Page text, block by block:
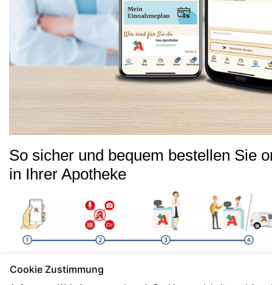
So sicher und bequem bestellen Sie
in Ihrer Apotheke
Cookie Zustimmung